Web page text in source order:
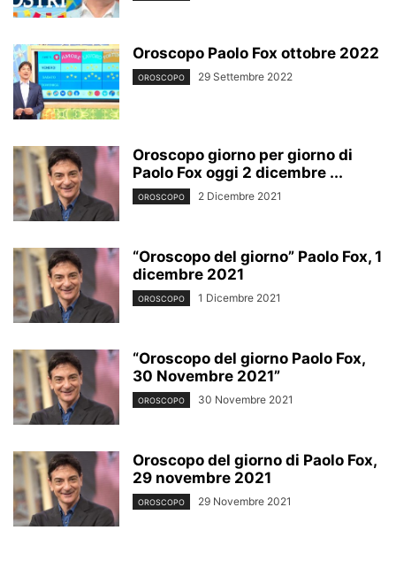
Oroscopo Paolo Fox ottobre 2022
OROSCOPO 29 Settembre 2022
Oroscopo giorno per giorno di
Paolo Fox oggi 2 dicembre ...
OROSCOPO 2 Dicembre 2021
“Oroscopo del giorno” Paolo Fox, 1
dicembre 2021
OROSCOPO 1 Dicembre 2021
“Oroscopo del giorno Paolo Fox,
30 Novembre 2021”
OROSCOPO 30 Novembre 2021
Oroscopo del giorno di Paolo Fox,
29 novembre 2021
OROSCOPO 29 Novembre 2021